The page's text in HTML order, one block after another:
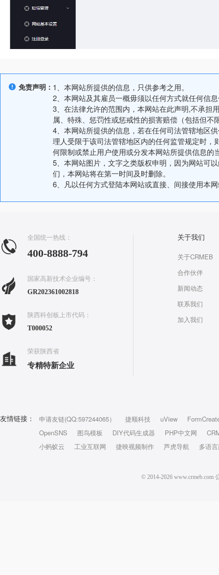
免责声明： 1、本网站所提供的信息，只供参考之用。
2、本网站及其雇员一概毋须以任何方式就任何信
3、在法律允许的范围内，本网站在此声明,不承担
属、特殊、惩罚性或惩戒性的损害赔偿（包括但
4、本网站所提供的信息，若在任何司法管辖地区
理人受限于该司法管辖地区内的任何监管规定时
何限制或禁止用户使用或分发本网站所提供信息的
5、本网站图片，文字之类版权申明，因为网站可
们，本网站将在第一时间及时删除。
6、凡以任何方式登陆本网站或直接、间接使用本
全国统一热线：
400-8888-794
国家高新技术企业编号：
GR202361002818
陕西科创板上市代码：
T000052
荣获陕西省
专精特新企业
关于我们
关于CRMEB
合作伙伴
新闻动态
联系我们
加入我们
友情链接： 申请友链(QQ:597244065） 捷顺科技 uView
OpenSNS
图鸟模板 DIY代码生成器 PHP中文网
小蚂蚁云
工业互联网 捷映视频制作 芦虎导航 多语
© 2014-2026